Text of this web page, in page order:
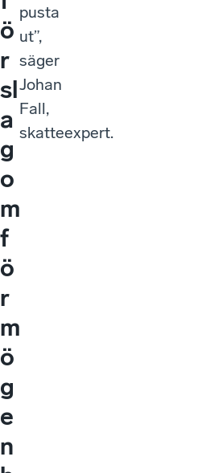
ö
r
sl
a
g
o
m
f
ö
r
m
ö
g
e
n
pusta
ut”,
säger
Johan
Fall,
skatteexpert.